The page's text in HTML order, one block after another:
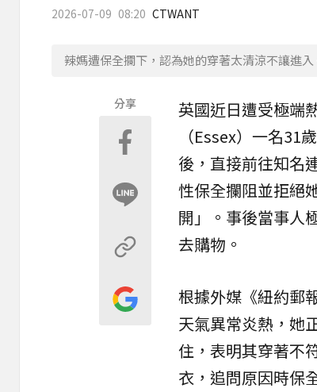
2026-07-09 08:20 CTWANT
辣媽遭保全攔下，認為她的穿著太清涼不讓進入
分享 英國近日遭受極端
（Essex）一名31
後，直接前往知名
性保全攔阻並拒絕
開」。事後當事人
去購物。
根據外媒《紐約郵
天氣異常炎熱，她
住，表明其穿著不
衣，追問原因時保